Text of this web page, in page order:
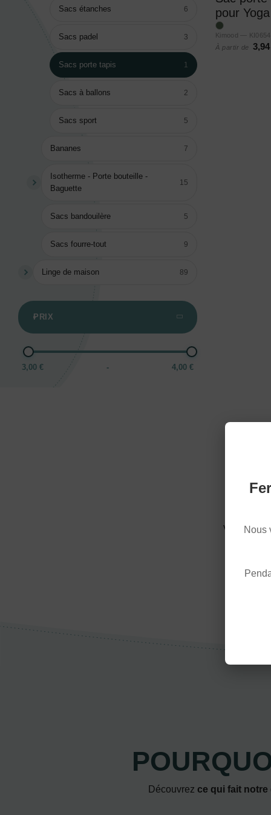
Nous
Sacs étanches 6
Sacs padel 3
Sacs porte tapis 1
Sacs à ballons 2
Sacs sport 5
Bananes 7
Isotherme - Porte bouteille -
Baguette
15
Sacs bandouilère 5
Sacs fourre-tout 9
Linge de maison 89
PRIX
3,00 € - 4,00 €
pour Yoga
Kimood —
À partir de
Vous ne
Découvrez ce qui fait notre